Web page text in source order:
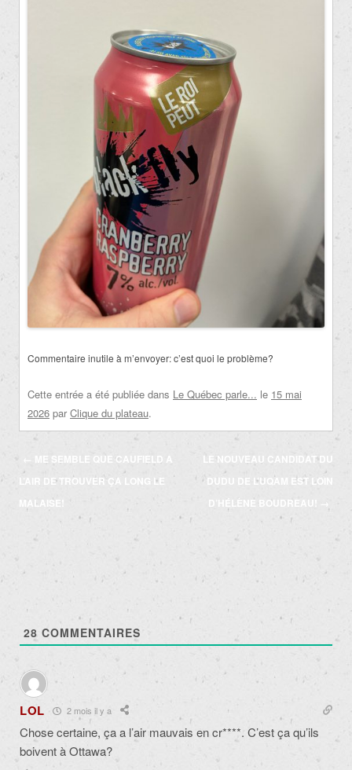
Commentaire inutile à m’envoyer: c’est quoi le problème?
Cette entrée a été publiée dans Le Québec parle... le 15 mai
2026 par Clique du plateau.
Navigation
des
articles
←
ME SEMBLE QUE CAUFIELD A
L’AIR DE TROUVER ÇA LONG LE
MALAISE!
LE NOUVEAU CANDIDAT DU
DUDU DE L’UQAM EST LOIN
D’HÉLÈNE BOUDREAU!
→
28 COMMENTAIRES
LOL 2 mois il y a
Chose certaine, ça a l’air mauvais en cr****. C’est ça qu’ils
boivent à Ottawa?